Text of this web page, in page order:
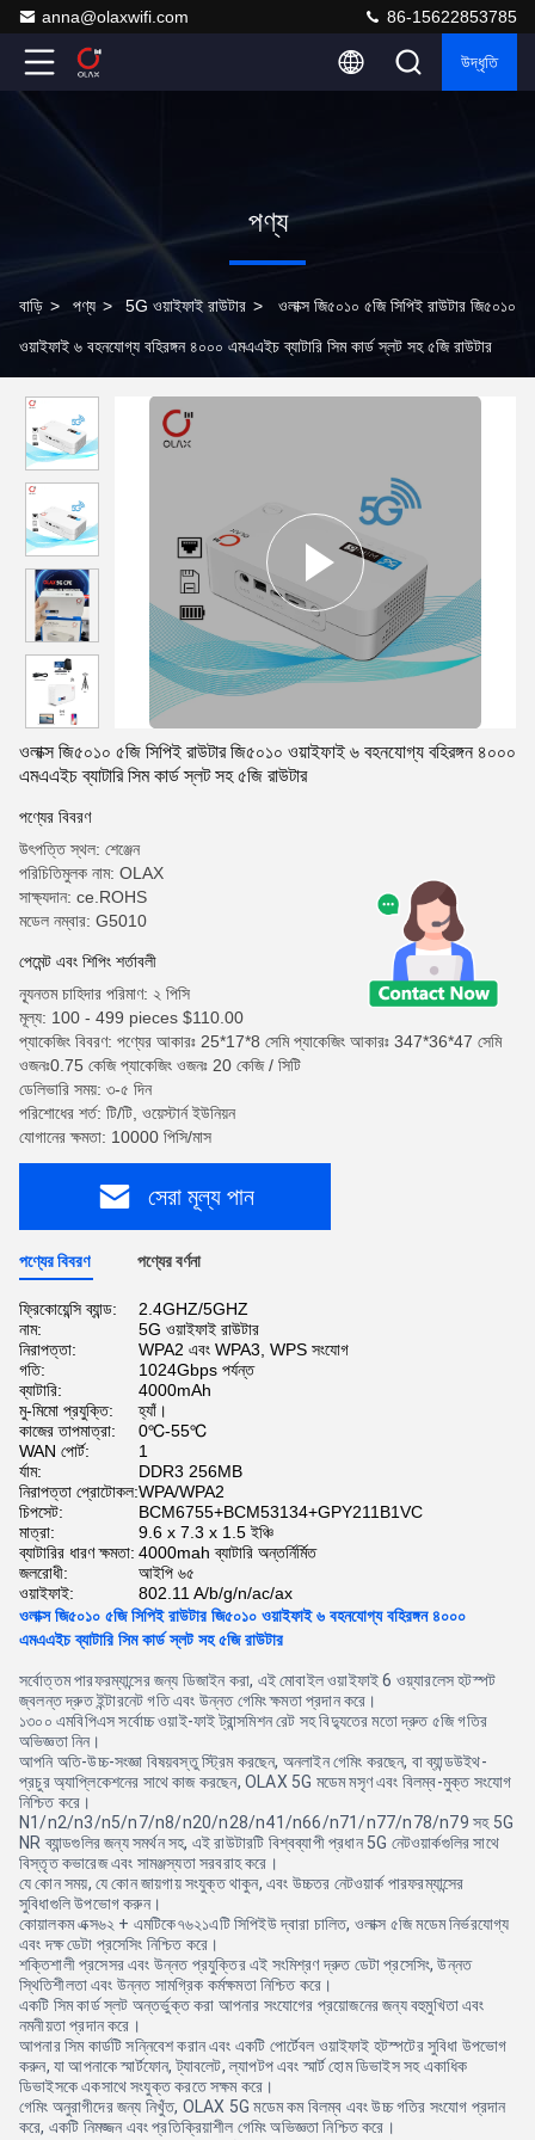
anna@olaxwifi.com 86-15622853785
উদ্ধৃতি
পণ্য
বাড়ি > পণ্য > 5G ওয়াইফাই রাউটার > ওলাক্স জি৫০১০ ৫জি সিপিই রাউটার জি৫০১০
ওয়াইফাই ৬ বহনযোগ্য বহিরঙ্গন ৪০০০ এমএএইচ ব্যাটারি সিম কার্ড স্লট সহ ৫জি রাউটার
ওলাক্স জি৫০১০ ৫জি সিপিই রাউটার জি৫০১০ ওয়াইফাই ৬ বহনযোগ্য বহিরঙ্গন ৪০০০
এমএএইচ ব্যাটারি সিম কার্ড স্লট সহ ৫জি রাউটার
পণ্যের বিবরণ
উৎপত্তি স্থল: শেঞ্জেন
পরিচিতিমুলক নাম: OLAX
সাক্ষ্যদান: ce.ROHS
মডেল নম্বার: G5010
পেমেন্ট এবং শিপিং শর্তাবলী
ন্যূনতম চাহিদার পরিমাণ: ২ পিসি
মূল্য: 100 - 499 pieces $110.00
প্যাকেজিং বিবরণ: পণ্যের আকারঃ 25*17*8 সেমি প্যাকেজিং আকারঃ 347*36*47 সেমি
ওজনঃ0.75 কেজি প্যাকেজিং ওজনঃ 20 কেজি / সিটি
ডেলিভারি সময়: ৩-৫ দিন
পরিশোধের শর্ত: টি/টি, ওয়েস্টার্ন ইউনিয়ন
যোগানের ক্ষমতা: 10000 পিসি/মাস
সেরা মূল্য পান
পণ্যের বিবরণ পণ্যের বর্ণনা
ফ্রিকোয়েন্সি ব্যান্ড:
2.4GHZ/5GHZ
নাম:
5G ওয়াইফাই রাউটার
নিরাপত্তা:
WPA2 এবং WPA3, WPS সংযোগ
গতি:
1024Gbps পর্যন্ত
ব্যাটারি:
4000mAh
মু-মিমো প্রযুক্তি:
হ্যাঁ।
কাজের তাপমাত্রা:
0℃-55℃
WAN পোর্ট:
1
র্যাম:
DDR3 256MB
নিরাপত্তা প্রোটোকল:WPA/WPA2
চিপসেট:
BCM6755+BCM53134+GPY211B1VC
মাত্রা:
9.6 x 7.3 x 1.5 ইঞ্চি
ব্যাটারির ধারণ ক্ষমতা: 4000mah ব্যাটারি অন্তর্নির্মিত
জলরোধী:
আইপি ৬৫
ওয়াইফাই:
802.11 A/b/g/n/ac/ax
ওলাক্স জি৫০১০ ৫জি সিপিই রাউটার জি৫০১০ ওয়াইফাই ৬ বহনযোগ্য বহিরঙ্গন ৪০০০
এমএএইচ ব্যাটারি সিম কার্ড স্লট সহ ৫জি রাউটার
সর্বোত্তম পারফরম্যান্সের জন্য ডিজাইন করা, এই মোবাইল ওয়াইফাই 6 ওয়্যারলেস হটস্পট
জ্বলন্ত দ্রুত ইন্টারনেট গতি এবং উন্নত গেমিং ক্ষমতা প্রদান করে।
১৩০০ এমবিপিএস সর্বোচ্চ ওয়াই-ফাই ট্রান্সমিশন রেট সহ বিদ্যুতের মতো দ্রুত ৫জি গতির
অভিজ্ঞতা নিন।
আপনি অতি-উচ্চ-সংজ্ঞা বিষয়বস্তু স্ট্রিম করছেন, অনলাইন গেমিং করছেন, বা ব্যান্ডউইথ-
প্রচুর অ্যাপ্লিকেশনের সাথে কাজ করছেন, OLAX 5G মডেম মসৃণ এবং বিলম্ব-মুক্ত সংযোগ
নিশ্চিত করে।
N1/n2/n3/n5/n7/n8/n20/n28/n41/n66/n71/n77/n78/n79 সহ 5G
NR ব্যান্ডগুলির জন্য সমর্থন সহ, এই রাউটারটি বিশ্বব্যাপী প্রধান 5G নেটওয়ার্কগুলির সাথে
বিস্তৃত কভারেজ এবং সামঞ্জস্যতা সরবরাহ করে।
যে কোন সময়, যে কোন জায়গায় সংযুক্ত থাকুন, এবং উচ্চতর নেটওয়ার্ক পারফরম্যান্সের
সুবিধাগুলি উপভোগ করুন।
কোয়ালকম এক্স৬২ + এমটিকে৭৬২১এটি সিপিইউ দ্বারা চালিত, ওলাক্স ৫জি মডেম নির্ভরযোগ্য
এবং দক্ষ ডেটা প্রসেসিং নিশ্চিত করে।
শক্তিশালী প্রসেসর এবং উন্নত প্রযুক্তির এই সংমিশ্রণ দ্রুত ডেটা প্রসেসিং, উন্নত
স্থিতিশীলতা এবং উন্নত সামগ্রিক কর্মক্ষমতা নিশ্চিত করে।
একটি সিম কার্ড স্লট অন্তর্ভুক্ত করা আপনার সংযোগের প্রয়োজনের জন্য বহুমুখিতা এবং
নমনীয়তা প্রদান করে।
আপনার সিম কার্ডটি সন্নিবেশ করান এবং একটি পোর্টেবল ওয়াইফাই হটস্পটের সুবিধা উপভোগ
করুন, যা আপনাকে স্মার্টফোন, ট্যাবলেট, ল্যাপটপ এবং স্মার্ট হোম ডিভাইস সহ একাধিক
ডিভাইসকে একসাথে সংযুক্ত করতে সক্ষম করে।
গেমিং অনুরাগীদের জন্য নিখুঁত, OLAX 5G মডেম কম বিলম্ব এবং উচ্চ গতির সংযোগ প্রদান
করে, একটি নিমজ্জন এবং প্রতিক্রিয়াশীল গেমিং অভিজ্ঞতা নিশ্চিত করে।